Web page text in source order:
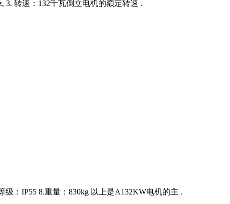
3. 转速：132千瓦倒立电机的额定转速 .
级：IP55 8.重量：830kg 以上是A132KW电机的主 .